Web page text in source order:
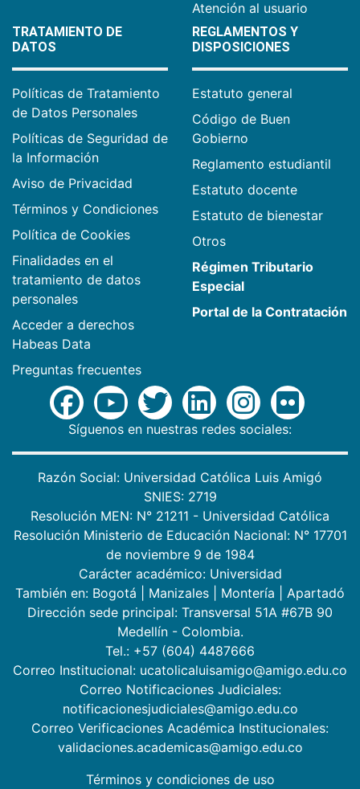
Atención al usuario
TRATAMIENTO DE
DATOS
Políticas de Tratamiento
de Datos Personales
Políticas de Seguridad de
la Información
Aviso de Privacidad
Términos y Condiciones
Política de Cookies
Finalidades en el
tratamiento de datos
personales
Acceder a derechos
Habeas Data
Preguntas frecuentes
REGLAMENTOS Y
DISPOSICIONES
Estatuto general
Código de Buen
Gobierno
Reglamento estudiantil
Estatuto docente
Estatuto de bienestar
Otros
Régimen Tributario
Especial
Portal de la Contratación
Síguenos en nuestras redes sociales:
Razón Social: Universidad Católica Luis Amigó
SNIES: 2719
Resolución MEN: N° 21211 - Universidad Católica
Resolución Ministerio de Educación Nacional: N° 17701
de noviembre 9 de 1984
Carácter académico: Universidad
También en: Bogotá Manizales Montería
Apartadó
Dirección sede principal: Transversal 51A #67B 90
Medellín - Colombia.
Tel.: +57 (604) 4487666
Correo Institucional: ucatolicaluisamigo@amigo.edu.co
Correo Notificaciones Judiciales:
notificacionesjudiciales@amigo.edu.co
Correo Verificaciones Académica Institucionales:
validaciones.academicas@amigo.edu.co
Términos y condiciones de uso